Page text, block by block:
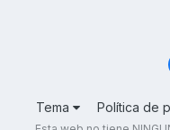
Tema Política de